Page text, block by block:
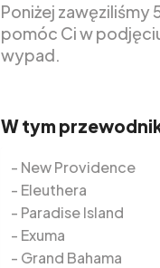
Poniżej zawęziliśmy
pomóc Ci w
wypad.
W tym
New Providence
Eleuthera
Paradise Island
Exuma
Grand Bahama